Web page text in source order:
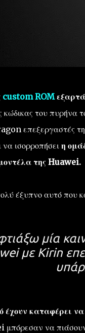
custom ROM
κώδικας του
επεξεργαστές
να ισορροπήσει η
της Huawei.
έξυπνο αυτό
φτιάξω μία
με Kirin
έχουν καταφέρει
μπόρεσαν να